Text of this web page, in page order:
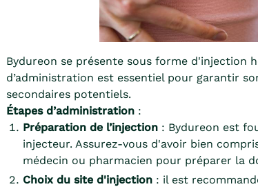
Bydureon se présente sous forme d'injection
d’administration est essentiel pour garantir
secondaires potentiels.
Étapes d’administration :
Préparation de l’injection : Bydureon est
injecteur. Assurez-vous d'avoir bien
médecin ou pharmacien pour préparer la
Choix du site d'injection : il est